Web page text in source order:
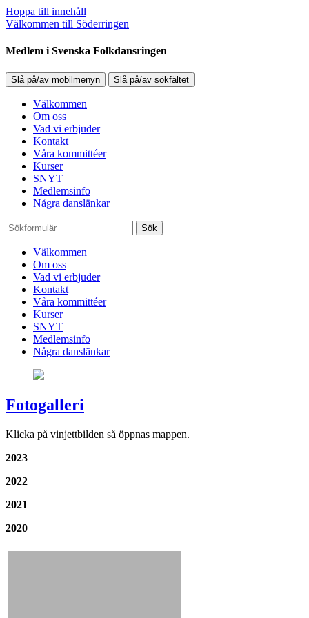
Hoppa till innehåll
Välkommen till Söderringen
Medlem i Svenska Folkdansringen
Slå på/av mobilmenyn Slå på/av sökfältet
Välkommen
Om oss
Vad vi erbjuder
Kontakt
Våra kommittéer
Kurser
SNYT
Medlemsinfo
Några danslänkar
Sök
Välkommen
Om oss
Vad vi erbjuder
Kontakt
Våra kommittéer
Kurser
SNYT
Medlemsinfo
Några danslänkar
Fotogalleri
Klicka på vinjettbilden så öppnas mappen.
2023
2022
2021
2020